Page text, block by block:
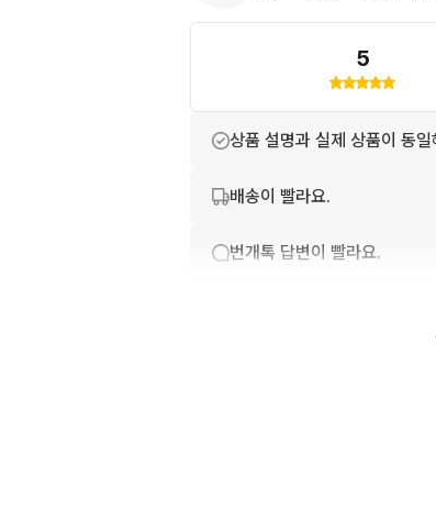
5
상품 설명과 실제 상품이 동일
배송이 빨라요.
번개톡 답변이 빨라요.